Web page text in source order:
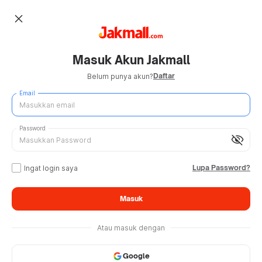
close
Masuk Akun Jakmall
Belum punya akun?Daftar
Email
visibility_off
Password
Ingat login saya Lupa Password?
Masuk
Atau masuk dengan
Google